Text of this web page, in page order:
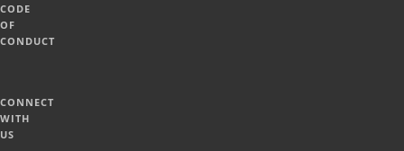
CODE
OF
CONDUCT
CONNECT
WITH
US